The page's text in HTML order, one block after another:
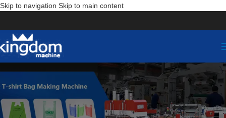
Skip to navigation Skip to main content